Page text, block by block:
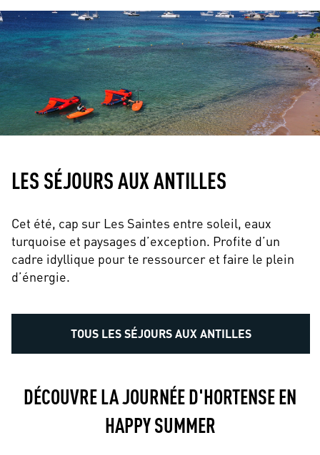
LES SÉJOURS AUX ANTILLES
Cet été, cap sur Les Saintes entre soleil, eaux
turquoise et paysages d’exception. Profite d’un
cadre idyllique pour te ressourcer et faire le plein
d’énergie.
TOUS LES SÉJOURS AUX ANTILLES
DÉCOUVRE LA JOURNÉE D'HORTENSE EN
HAPPY SUMMER